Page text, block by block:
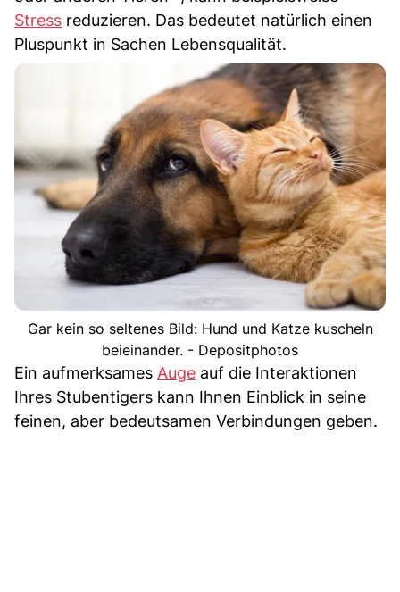
Stress reduzieren. Das bedeutet natürlich einen
Pluspunkt in Sachen Lebensqualität.
Gar kein so seltenes Bild: Hund und Katze kuscheln
beieinander. - Depositphotos
Ein aufmerksames Auge auf die Interaktionen
Ihres Stubentigers kann Ihnen Einblick in seine
feinen, aber bedeutsamen Verbindungen geben.